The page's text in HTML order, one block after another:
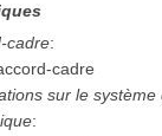
cadre:
cadre
sur le système
: